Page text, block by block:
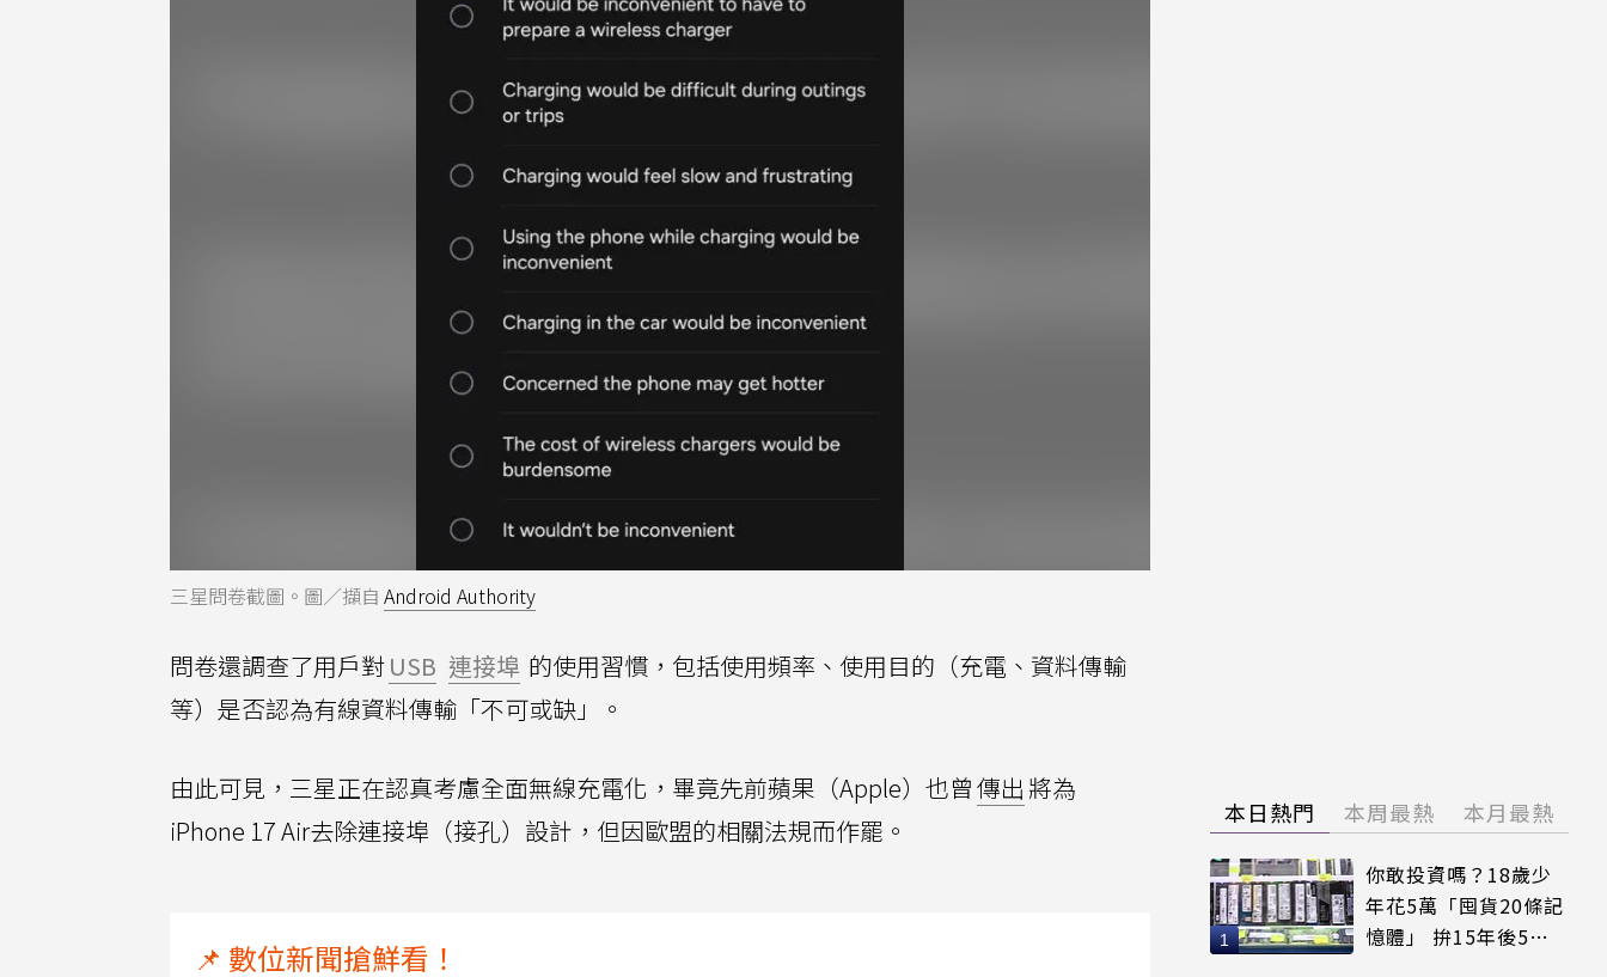
三星問卷截圖。圖／擷自 Android Authority
問卷還調查了用戶對USB 連接埠 的使用習慣，包括使用頻率、使用目的（充電、資料傳輸
等）是否認為有線資料傳輸「不可或缺」。
由此可見，三星正在認真考慮全面無線充電化，畢竟先前蘋果（Apple）也曾傳出 將為
iPhone 17 Air去除連接埠（接孔）設計，但因歐盟的相關法規而作罷。
📌 數位新聞搶鮮看！
本日熱門 本周最熱 本月最熱
你敢投資嗎？18歲少
年花5萬「囤貨20條記
憶體」 拚15年後5倍